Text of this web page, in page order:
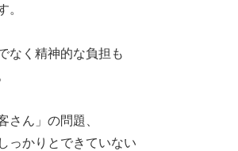
。
なく精神的な負担も
さん」の問題、
っかりとできていない